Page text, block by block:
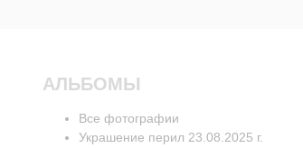
АЛЬБОМЫ
Все фотографии
Украшение перил 23.08.2025 г.